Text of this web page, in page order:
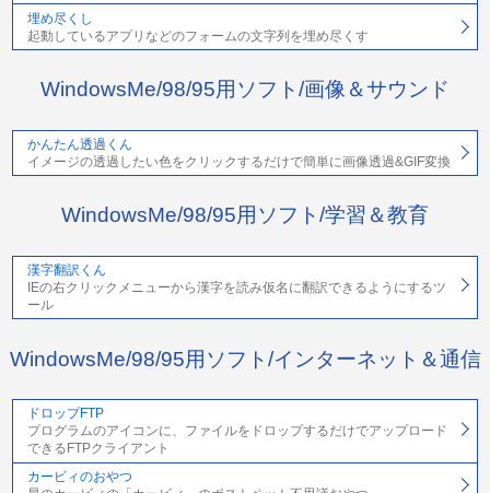
埋め尽くし
起動しているアプリなどのフォームの文字列を埋め尽くす
WindowsMe/98/95用ソフト/画像＆サウンド
かんたん透過くん
イメージの透過したい色をクリックするだけで簡単に画像透過&GIF変換
WindowsMe/98/95用ソフト/学習＆教育
漢字翻訳くん
IEの右クリックメニューから漢字を読み仮名に翻訳できるようにするツ
ール
WindowsMe/98/95用ソフト/インターネット＆通信
ドロップFTP
プログラムのアイコンに、ファイルをドロップするだけでアップロード
できるFTPクライアント
カービィのおやつ